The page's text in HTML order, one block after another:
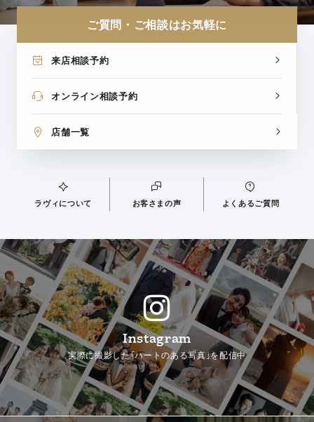
ご質問・ご相談はお気軽に
来店相談予約
オンライン相談予約
店舗一覧
ラヴィについて お客さまの声 よくあるご質問
Instagram
実際に撮影した「ハートのある写真」を配信中